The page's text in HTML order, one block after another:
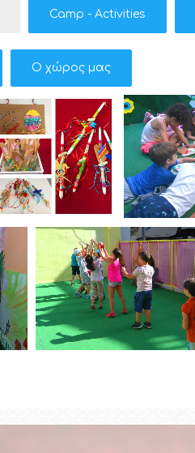
Camp - Activities
Ο χώρος μας